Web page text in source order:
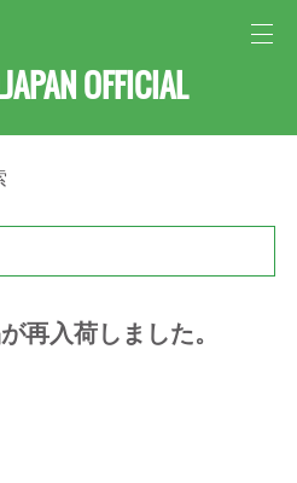
OFFICIAL
再入荷しました。